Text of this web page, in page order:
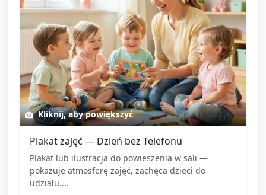
Kliknij, aby powiększyć
Plakat zajęć — Dzień bez Telefonu
Plakat lub ilustracja do powieszenia w sali —
pokazuje atmosferę zajęć, zachęca dzieci do
udziału....